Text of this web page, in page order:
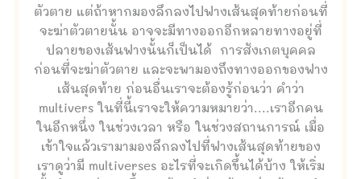
ตัวตาย แต่ถ้าหากมองลึกลงไปฟางเส้นสุดท้ายก่อนที่
จะฆ่าตัวตายนั้น อาจจะมีทางออกอีกหลายทางอยู่ที่
ปลายของเส้นฟางนั้นก็เป็นได้ การสังเกตบุคคล
ก่อนที่จะฆ่าตัวตาย และจะพามองถึงทางออกของฟาง
เส้นสุดท้าย ก่อนอื่นเราจะต้องรู้ก่อนว่า คำว่า
multivers ในที่นี้เราจะให้ความหมายว่า....เราอีกคน
ในอีกหนึ่ง ในช่วงเวลา หรือ ในช่วงสถานการณ์ เมื่อ
เข้าใจแล้วเรามามองลึกลงไปที่ฟางเส้นสุดท้ายของ
เราดูว่ามี multiverses อะไรที่จะเกิดขึ้นได้บ้าง ให้เริ่ม